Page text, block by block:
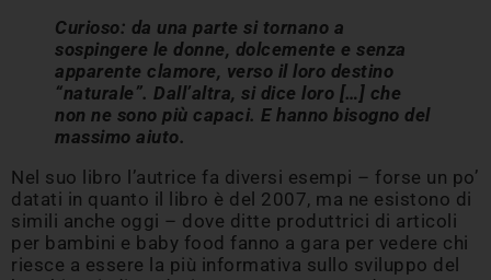
Curioso: da una parte si tornano a
sospingere le donne, dolcemente e senza
apparente clamore, verso il loro destino
“naturale”. Dall’altra, si dice loro […] che
non ne sono più capaci. E hanno bisogno del
massimo aiuto.
Nel suo libro l’autrice fa diversi esempi – forse un po’
datati in quanto il libro è del 2007, ma ne esistono di
simili anche oggi – dove ditte produttrici di articoli
per bambini e baby food fanno a gara per vedere chi
riesce a essere la più informativa sullo sviluppo del